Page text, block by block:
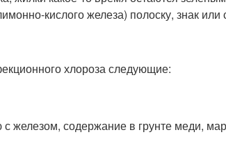
кислого железа) полоску, знак
хлороза следующие:
железом, содержание в грунте меди,